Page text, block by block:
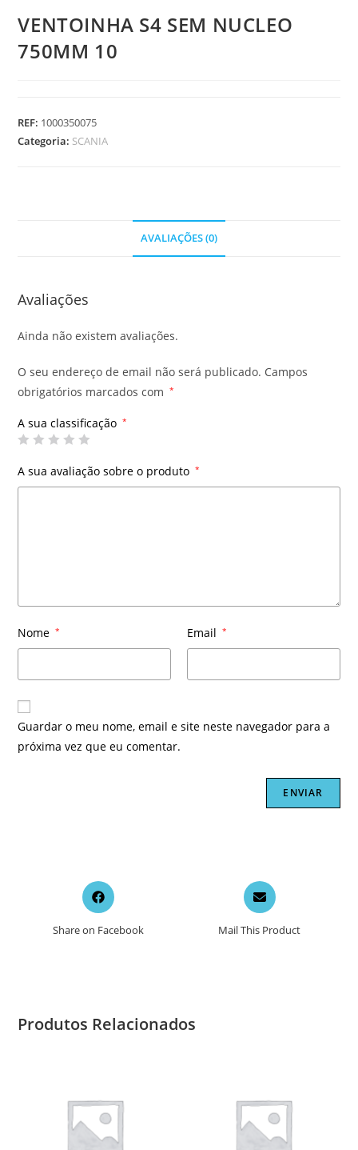
VENTOINHA S4 SEM NUCLEO
750MM 10
REF: 1000350075
Categoria: SCANIA
AVALIAÇÕES (0)
Avaliações
Ainda não existem avaliações.
O seu endereço de email não será publicado. Campos
obrigatórios marcados com
*
A sua classificação *
A sua avaliação sobre o produto *
Nome * Email *
Guardar o meu nome, email e site neste navegador para a
próxima vez que eu comentar.
Opens
in
new
Share on Facebook
Opens
in
a
new
Mail This Product
Produtos Relacionados